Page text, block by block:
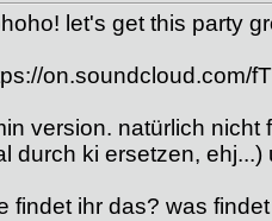
let's get this party
on.soundcloud.com/
version. natürlich
durch ki ersetzen,
findet ihr das? was